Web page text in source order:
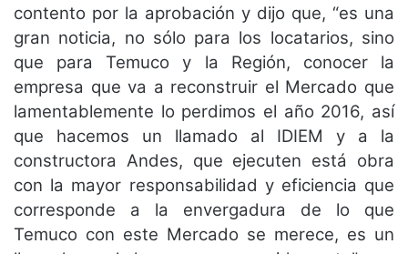
contento por la aprobación y dijo que, “es una
gran noticia, no sólo para los locatarios, sino
que para Temuco y la Región, conocer la
empresa que va a reconstruir el Mercado que
lamentablemente lo perdimos el año 2016, así
que hacemos un llamado al IDIEM y a la
constructora Andes, que ejecuten está obra
con la mayor responsabilidad y eficiencia que
corresponde a la envergadura de lo que
Temuco con este Mercado se merece, es un